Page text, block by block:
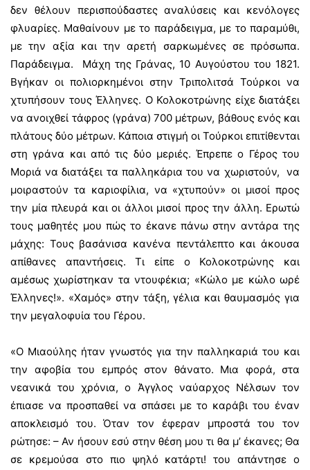
δεν θέλουν περισπούδαστες αναλύσεις και κενόλογες
φλυαρίες. Μαθαίνουν με το παράδειγμα, με το παραμύθι,
με την αξία και την αρετή σαρκωμένες σε πρόσωπα.
Παράδειγμα. Μάχη της Γράνας, 10 Αυγούστου του 1821.
Βγήκαν οι πολιορκημένοι στην Τριπολιτσά Τούρκοι να
χτυπήσουν τους Έλληνες. Ο Κολοκοτρώνης είχε διατάξει
να ανοιχθεί τάφρος (γράνα) 700 μέτρων, βάθους ενός και
πλάτους δύο μέτρων. Κάποια στιγμή οι Τούρκοι επιτίθενται
στη γράνα και από τις δύο μεριές. Έπρεπε ο Γέρος του
Μοριά να διατάξει τα παλληκάρια του να χωριστούν, να
μοιραστούν τα καριοφίλια, να «χτυπούν» οι μισοί προς
την μία πλευρά και οι άλλοι μισοί προς την άλλη. Ερωτώ
τους μαθητές μου πώς το έκανε πάνω στην αντάρα της
μάχης: Τους βασάνισα κανένα πεντάλεπτο και άκουσα
απίθανες απαντήσεις. Τι είπε ο Κολοκοτρώνης και
αμέσως χωρίστηκαν τα ντουφέκια; «Κώλο με κώλο ωρέ
Έλληνες!». «Χαμός» στην τάξη, γέλια και θαυμασμός για
την μεγαλοφυία του Γέρου.
«Ο Μιαούλης ήταν γνωστός για την παλληκαριά του και
την αφοβία του εμπρός στον θάνατο. Μια φορά, στα
νεανικά του χρόνια, ο Άγγλος ναύαρχος Νέλσων τον
έπιασε να προσπαθεί να σπάσει με το καράβι του έναν
αποκλεισμό του. Όταν τον έφεραν μπροστά του τον
ρώτησε: – Αν ήσουν εσύ στην θέση μου τι θα μ’ έκανες; Θα
σε κρεμούσα στο πιο ψηλό κατάρτι! του απάντησε ο